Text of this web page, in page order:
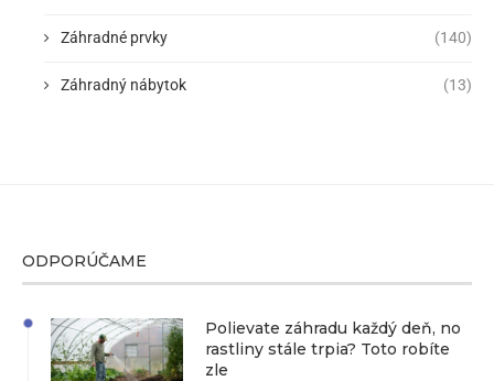
Záhradné prvky (140)
Záhradný nábytok (13)
ODPORÚČAME
Polievate záhradu každý deň, no
rastliny stále trpia? Toto robíte
zle